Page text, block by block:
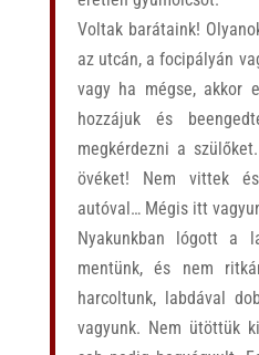
Voltak barátaink!
az utcán, a focipályán
vagy ha mégse, akkor
hozzájuk és
megkérdezni a
övéket! Nem vittek
autóval… Mégis itt
Nyakunkban lógott a
mentünk, és nem
harcoltunk, labdával
vagyunk. Nem ütöttük